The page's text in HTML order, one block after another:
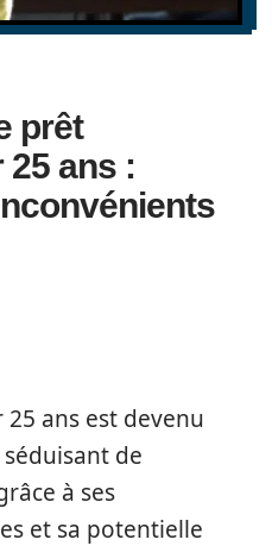
prêt
ans :
ans est devenu
de
à ses
et sa potentielle